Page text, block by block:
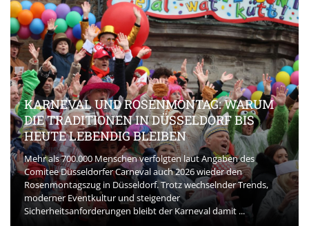
KARNEVAL UND ROSENMONTAG: WARUM
DIE TRADITIONEN IN DÜSSELDORF BIS
HEUTE LEBENDIG BLEIBEN
Mehr als 700.000 Menschen verfolgten laut Angaben des
Comitee Düsseldorfer Carneval auch 2026 wieder den
Rosenmontagszug in Düsseldorf. Trotz wechselnder Trends,
moderner Eventkultur und steigender
Sicherheitsanforderungen bleibt der Karneval damit ...